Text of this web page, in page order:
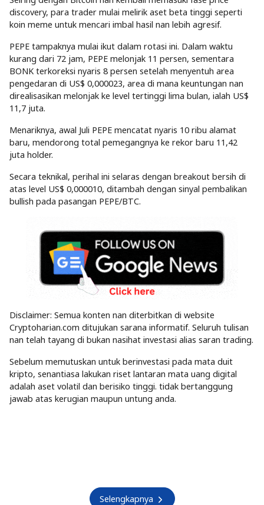
discovery, para trader mulai melirik aset beta tinggi seperti
koin meme untuk mencari imbal hasil nan lebih agresif.
PEPE tampaknya mulai ikut dalam rotasi ini. Dalam waktu
kurang dari 72 jam, PEPE melonjak 11 persen, sementara
BONK terkoreksi nyaris 8 persen setelah menyentuh area
pengedaran di US$ 0,000023, area di mana keuntungan nan
direalisasikan melonjak ke level tertinggi lima bulan, ialah US$
11,7 juta.
Menariknya, awal Juli PEPE mencatat nyaris 10 ribu alamat
baru, mendorong total pemegangnya ke rekor baru 11,42
juta holder.
Secara teknikal, perihal ini selaras dengan breakout bersih di
atas level US$ 0,000010, ditambah dengan sinyal pembalikan
bullish pada pasangan PEPE/BTC.
Disclaimer: Semua konten nan diterbitkan di website
Cryptoharian.com ditujukan sarana informatif. Seluruh tulisan
nan telah tayang di bukan nasihat investasi alias saran trading.
Sebelum memutuskan untuk berinvestasi pada mata duit
kripto, senantiasa lakukan riset lantaran mata uang digital
adalah aset volatil dan berisiko tinggi. tidak bertanggung
jawab atas kerugian maupun untung anda.
Selengkapnya